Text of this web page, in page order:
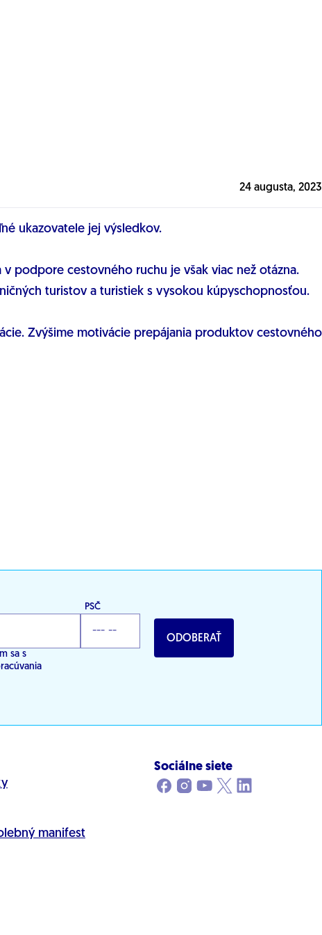
24 augusta, 2023
ukazovatele jej výsledkov.
podpore cestovného ruchu je však viac než otázna.
turistov a turistiek s vysokou kúpyschopnosťou.
Zvýšime motivácie prepájania produktov cestovného
PSČ
sa s
ODOBERAŤ
manifest
Sociálne siete